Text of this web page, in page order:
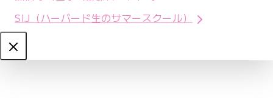
SIJ（ハーバード生のサマースクール）
Close